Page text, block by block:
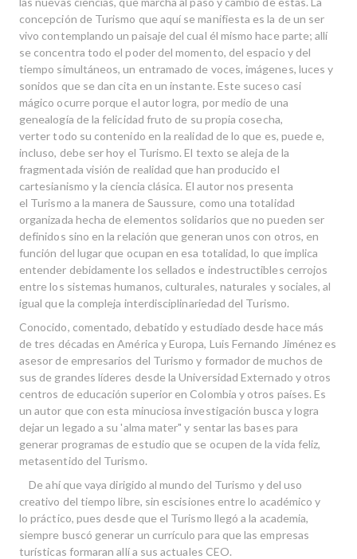
concepción de Turismo que aquí se manifiesta es la de un ser
vivo contemplando un paisaje del cual él mismo hace parte; allí
se concentra todo el poder del momento, del espacio y del
tiempo simultáneos, un entramado de voces, imágenes, luces y
sonidos que se dan cita en un instante. Este suceso casi
mágico ocurre porque el autor logra, por medio de una
genealogía de la felicidad fruto de su propia cosecha,
verter todo su contenido en la realidad de lo que es, puede e,
incluso, debe ser hoy el Turismo. El texto se aleja de la
fragmentada visión de realidad que han producido el
cartesianismo y la ciencia clásica. El autor nos presenta
el Turismo a la manera de Saussure, como una totalidad
organizada hecha de elementos solidarios que no pueden ser
definidos sino en la relación que generan unos con otros, en
función del lugar que ocupan en esa totalidad, lo que implica
entender debidamente los sellados e indestructibles cerrojos
entre los sistemas humanos, culturales, naturales y sociales, al
igual que la compleja interdisciplinariedad del Turismo.
Conocido, comentado, debatido y estudiado desde hace más
de tres décadas en América y Europa, Luis Fernando Jiménez es
asesor de empresarios del Turismo y formador de muchos de
sus de grandes líderes desde la Universidad Externado y otros
centros de educación superior en Colombia y otros países. Es
un autor que con esta minuciosa investigación busca y logra
dejar un legado a su 'alma mater" y sentar las bases para
generar programas de estudio que se ocupen de la vida feliz,
metasentido del Turismo.
De ahí que vaya dirigido al mundo del Turismo y del uso
creativo del tiempo libre, sin escisiones entre lo académico y
lo práctico, pues desde que el Turismo llegó a la academia,
siempre buscó generar un currículo para que las empresas
turísticas formaran allí a sus actuales CEO.